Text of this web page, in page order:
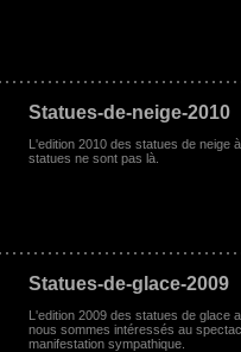
Statues-de-neige-2010
L'edition 2010 des statues de neige
statues ne sont pas là.
Statues-de-glace-2009
L'edition 2009 des statues de glace
nous sommes intéressés au
manifestation sympathique.